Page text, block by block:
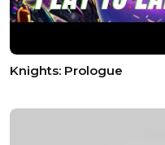
Knights: Prologue